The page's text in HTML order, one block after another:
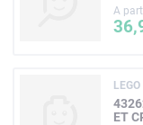
A
ET